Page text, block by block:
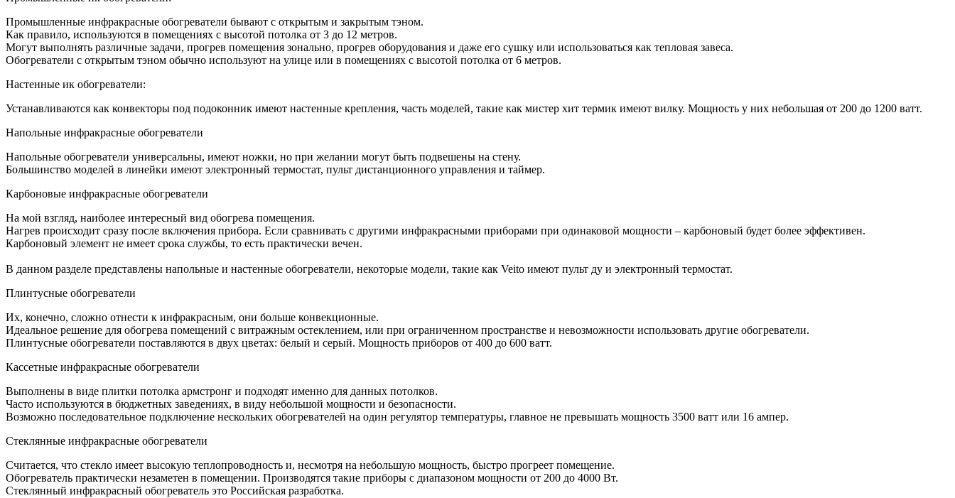
Промышленные инфракрасные обогреватели бывают с открытым и закрытым тэном.
Как правило, используются в помещениях с высотой потолка от 3 до 12 метров.
Могут выполнять различные задачи, прогрев помещения зонально, прогрев оборудования и даже его сушку или использоваться как тепловая завеса.
Обогреватели с открытым тэном обычно используют на улице или в помещениях с высотой потолка от 6 метров.
Настенные ик обогреватели:
Устанавливаются как конвекторы под подоконник имеют настенные крепления, часть моделей, такие как мистер хит термик имеют вилку. Мощность у них небольшая от 200 до 1200 ватт.
Напольные инфракрасные обогреватели
Напольные обогреватели универсальны, имеют ножки, но при желании могут быть подвешены на стену.
Большинство моделей в линейки имеют электронный термостат, пульт дистанционного управления и таймер.
Карбоновые инфракрасные обогреватели
На мой взгляд, наиболее интересный вид обогрева помещения.
Нагрев происходит сразу после включения прибора. Если сравнивать с другими инфракрасными приборами при одинаковой мощности – карбоновый будет более эффективен.
Карбоновый элемент не имеет срока службы, то есть практически вечен.
В данном разделе представлены напольные и настенные обогреватели, некоторые модели, такие как Veito имеют пульт ду и электронный термостат.
Плинтусные обогреватели
Их, конечно, сложно отнести к инфракрасным, они больше конвекционные.
Идеальное решение для обогрева помещений с витражным остеклением, или при ограниченном пространстве и невозможности использовать другие обогреватели.
Плинтусные обогреватели поставляются в двух цветах: белый и серый. Мощность приборов от 400 до 600 ватт.
Кассетные инфракрасные обогреватели
Выполнены в виде плитки потолка армстронг и подходят именно для данных потолков.
Часто используются в бюджетных заведениях, в виду небольшой мощности и безопасности.
Возможно последовательное подключение нескольких обогревателей на один регулятор температуры, главное не превышать мощность 3500 ватт или 16 ампер.
Стеклянные инфракрасные обогреватели
Считается, что стекло имеет высокую теплопроводность и, несмотря на небольшую мощность, быстро прогреет помещение.
Обогреватель практически незаметен в помещении. Производятся такие приборы с диапазоном мощности от 200 до 4000 Вт.
Стеклянный инфракрасный обогреватель это Российская разработка.